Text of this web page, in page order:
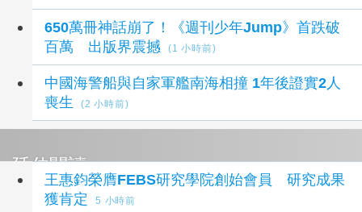
650萬冊神話崩了！《週刊少年Jump》首跌破
百萬 出版界震撼
(1 小時前)
中國海警船與自家軍艦南海相撞 1年後證實2人
喪生
(2 小時前)
延伸閱讀
王惠鈞榮膺FEBS研究學院創始會員 研究成果
獲肯定
5 小時前